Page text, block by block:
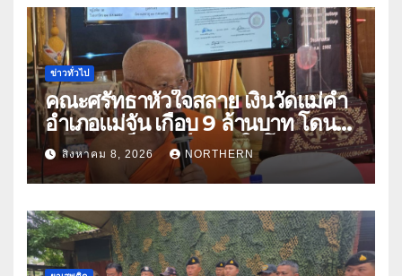
ข่าวทั่วไป
คณะศรัทธาหัวใจสลาย เงินวัดแม่คำ
อำเภอแม่จัน เกือบ 9 ล้านบาท โดน
แก๊งคอลเซ็นเตอร์หลอกให้โอนข้าม
ปีกว่า 66 บัญชี
สิงหาคม 8, 2026 NORTHERN